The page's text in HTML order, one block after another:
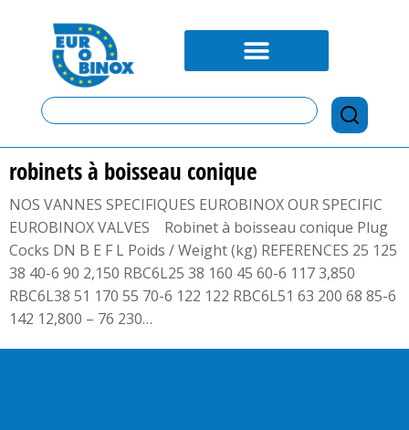
robinets à boisseau conique
NOS VANNES SPECIFIQUES EUROBINOX OUR SPECIFIC
EUROBINOX VALVES Robinet à boisseau conique Plug
Cocks DN B E F L Poids / Weight (kg) REFERENCES 25 125
38 40-6 90 2,150 RBC6L25 38 160 45 60-6 117 3,850
RBC6L38 51 170 55 70-6 122 122 RBC6L51 63 200 68 85-6
142 12,800 – 76 230…